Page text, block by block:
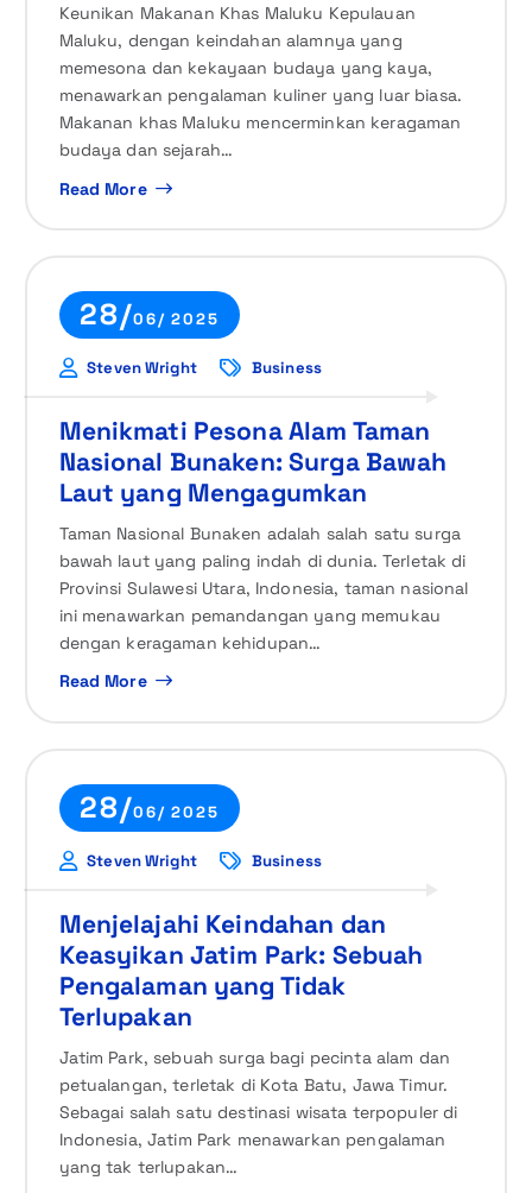
Keunikan Makanan Khas Maluku Kepulauan
Maluku, dengan keindahan alamnya yang
memesona dan kekayaan budaya yang kaya,
menawarkan pengalaman kuliner yang luar biasa.
Makanan khas Maluku mencerminkan keragaman
budaya dan sejarah…
Read More
28/06/ 2025
Steven Wright Business
Menikmati Pesona Alam Taman
Nasional Bunaken: Surga Bawah
Laut yang Mengagumkan
Taman Nasional Bunaken adalah salah satu surga
bawah laut yang paling indah di dunia. Terletak di
Provinsi Sulawesi Utara, Indonesia, taman nasional
ini menawarkan pemandangan yang memukau
dengan keragaman kehidupan…
Read More
28/06/ 2025
Steven Wright Business
Menjelajahi Keindahan dan
Keasyikan Jatim Park: Sebuah
Pengalaman yang Tidak
Terlupakan
Jatim Park, sebuah surga bagi pecinta alam dan
petualangan, terletak di Kota Batu, Jawa Timur.
Sebagai salah satu destinasi wisata terpopuler di
Indonesia, Jatim Park menawarkan pengalaman
yang tak terlupakan…